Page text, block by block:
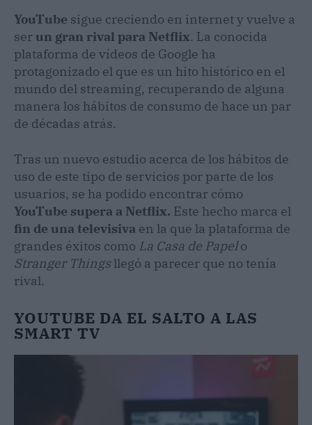
YouTube sigue creciendo en internet y vuelve a
serun gran rival para Netflix. La conocida
plataforma de vídeos de Google ha
protagonizado el que es un hito histórico en el
mundo del streaming, recuperando de alguna
manera los hábitos de consumo de hace un par
de décadas atrás.
Tras un nuevo estudio acerca de los hábitos de
uso de este tipo de servicios por parte de los
usuarios, se ha podido encontrar cómo
YouTube supera a Netflix. Este hecho marca el
fin de una televisiva en la que la plataforma de
grandes éxitos como La Casa de Papelo
Stranger Thingsllegó a parecer que no tenía
rival.
YOUTUBE DA EL SALTO A LAS
SMART TV